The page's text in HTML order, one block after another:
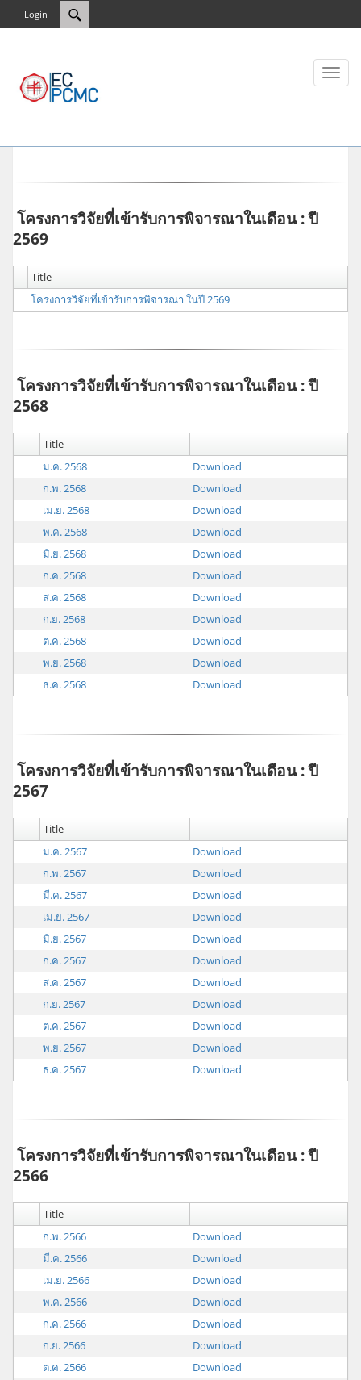
Login
Toggle
โครงการวิจัยที่เข้ารับการพิจารณาในเดือน : ปี
2569
Title
โครงการวิจัยที่เข้ารับการพิจารณา ในปี 2569
โครงการวิจัยที่เข้ารับการพิจารณาในเดือน : ปี
2568
Title
ม.ค. 2568
Download
ก.พ. 2568
Download
เม.ย. 2568
Download
พ.ค. 2568
Download
มิ.ย. 2568
Download
ก.ค. 2568
Download
ส.ค. 2568
Download
ก.ย. 2568
Download
ต.ค. 2568
Download
พ.ย. 2568
Download
ธ.ค. 2568
Download
โครงการวิจัยที่เข้ารับการพิจารณาในเดือน : ปี
2567
Title
ม.ค. 2567
Download
ก.พ. 2567
Download
มี.ค. 2567
Download
เม.ย. 2567
Download
มิ.ย. 2567
Download
ก.ค. 2567
Download
ส.ค. 2567
Download
ก.ย. 2567
Download
ต.ค. 2567
Download
พ.ย. 2567
Download
ธ.ค. 2567
Download
โครงการวิจัยที่เข้ารับการพิจารณาในเดือน : ปี
2566
Title
ก.พ. 2566
Download
มี.ค. 2566
Download
เม.ย. 2566
Download
พ.ค. 2566
Download
ก.ค. 2566
Download
ก.ย. 2566
Download
ต.ค. 2566
Download